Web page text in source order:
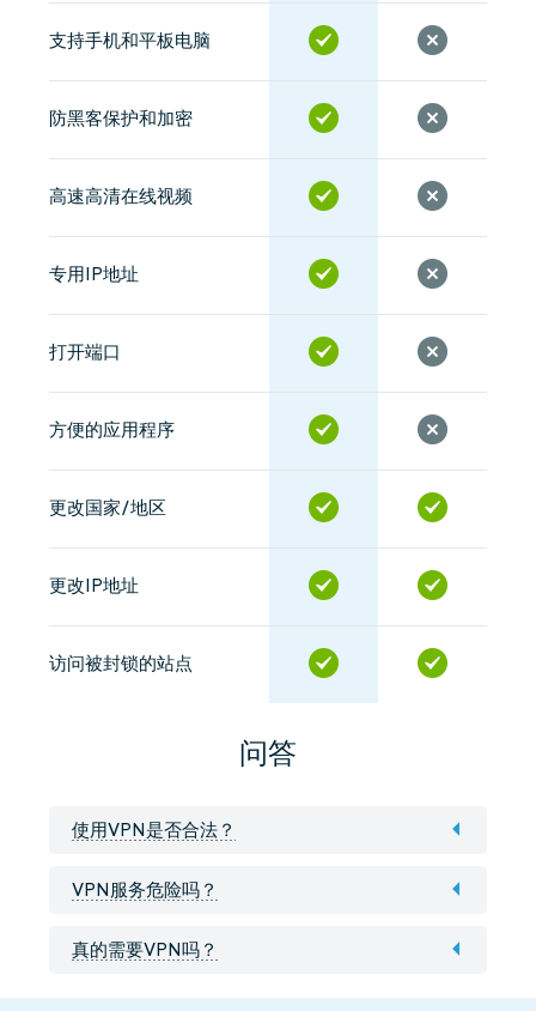
支持手机和平板电脑
防黑客保护和加密
高速高清在线视频
专用IP地址
打开端口
方便的应用程序
更改国家/地区
更改IP地址
访问被封锁的站点
问答
使用VPN是否合法？
VPN服务危险吗？
真的需要VPN吗？